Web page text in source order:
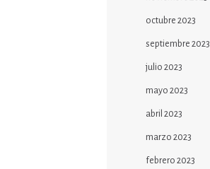
octubre 2023
septiembre 2023
julio 2023
mayo 2023
abril 2023
marzo 2023
febrero 2023